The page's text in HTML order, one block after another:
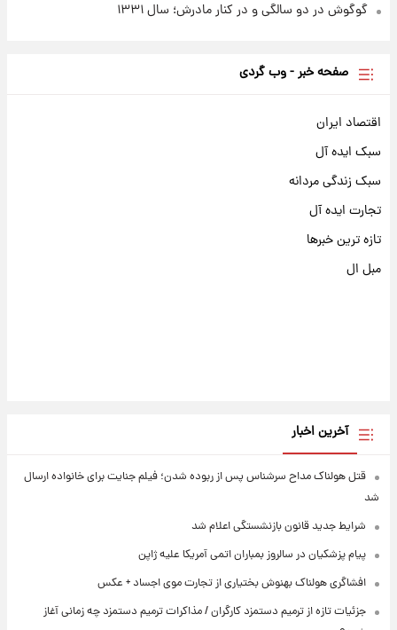
گوگوش در دو سالگی و در کنار مادرش؛ سال ۱۳۳۱
صفحه خبر - وب گردی
اقتصاد ایران
سبک ایده آل
سبک زندگی مردانه
تجارت ایده آل
تازه ترین خبرها
مبل ال
آخرین اخبار
قتل هولناک مداح سرشناس پس از ربوده شدن؛ فیلم جنایت برای خانواده ارسال
شد
شرایط جدید قانون بازنشستگی اعلام شد
پیام پزشکیان در سالروز بمباران اتمی آمریکا علیه ژاپن
افشاگری هولناک بهنوش بختیاری از تجارت موی اجساد + عکس
جزئیات تازه از ترمیم دستمزد کارگران / مذاکرات ترمیم دستمزد چه زمانی آغاز